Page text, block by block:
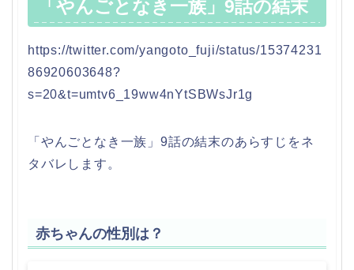
「やんごとなき一族」9話の結末
https://twitter.com/yangoto_fuji/status/15374231
86920603648?
s=20&t=umtv6_19ww4nYtSBWsJr1g
「やんごとなき一族」9話の結末のあらすじをネ
タバレします。
赤ちゃんの性別は？